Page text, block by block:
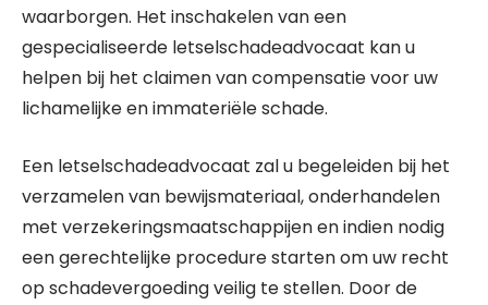
waarborgen. Het inschakelen van een
gespecialiseerde letselschadeadvocaat kan u
helpen bij het claimen van compensatie voor uw
lichamelijke en immateriële schade.
Een letselschadeadvocaat zal u begeleiden bij het
verzamelen van bewijsmateriaal, onderhandelen
met verzekeringsmaatschappijen en indien nodig
een gerechtelijke procedure starten om uw recht
op schadevergoeding veilig te stellen. Door de